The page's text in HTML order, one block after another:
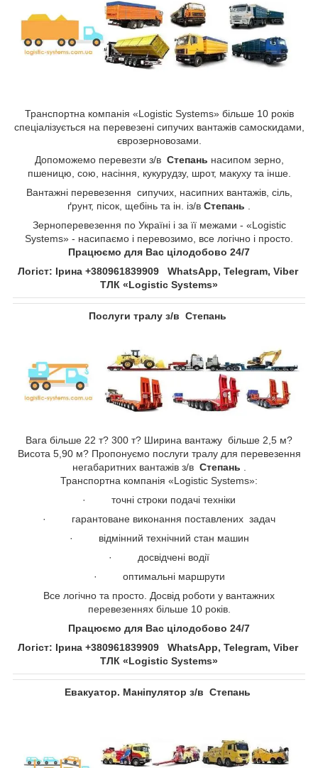
Транспортна компанія «Logistic Systems» більше 10 років
спеціалізується на перевезені сипучих вантажів самоскидами,
єврозерновозами.
Допоможемо перевезти з/в Степань​​​​​​​ насипом зерно,
пшеницю, сою, насіння, кукурудзу, шрот, макуху та інше.
Вантажні перевезення сипучих, насипних вантажів, сіль,
ґрунт, пісок, щебінь та ін. із/в Степань​​​​​​​
Зерноперевезення по Україні і за її межами - «Logistic
Systems» - насипаємо і перевозимо, все логічно і просто.
Працюємо для Вас цілодобово 24/7
Логіст: Ірина +380961839909 WhatsApp, Telegram, Viber
ТЛК «Logistic Systems»
Послуги тралу з/в Степань​​​​​​​
Вага більше 22 т? 300 т? Ширина вантажу більше 2,5 м?
Висота 5,90 м? Пропонуємо послуги тралу для перевезення
негабаритних вантажів з/в Степань​​​​​​​ .
Транспортна компанія «Logistic Systems»:
· точні строки подачі техніки
· гарантоване виконання поставлених задач
· відмінний технічний стан машин
· досвідчені водії
· оптимальні маршрути
Все логічно та просто. Досвід роботи у вантажних
перевезеннях більше 10 років.
Працюємо для Вас цілодобово 24/7
Логіст: Ірина +380961839909 WhatsApp, Telegram, Viber
ТЛК «Logistic Systems»
Евакуатор. Маніпулятор з/в Степань​​​​​​​